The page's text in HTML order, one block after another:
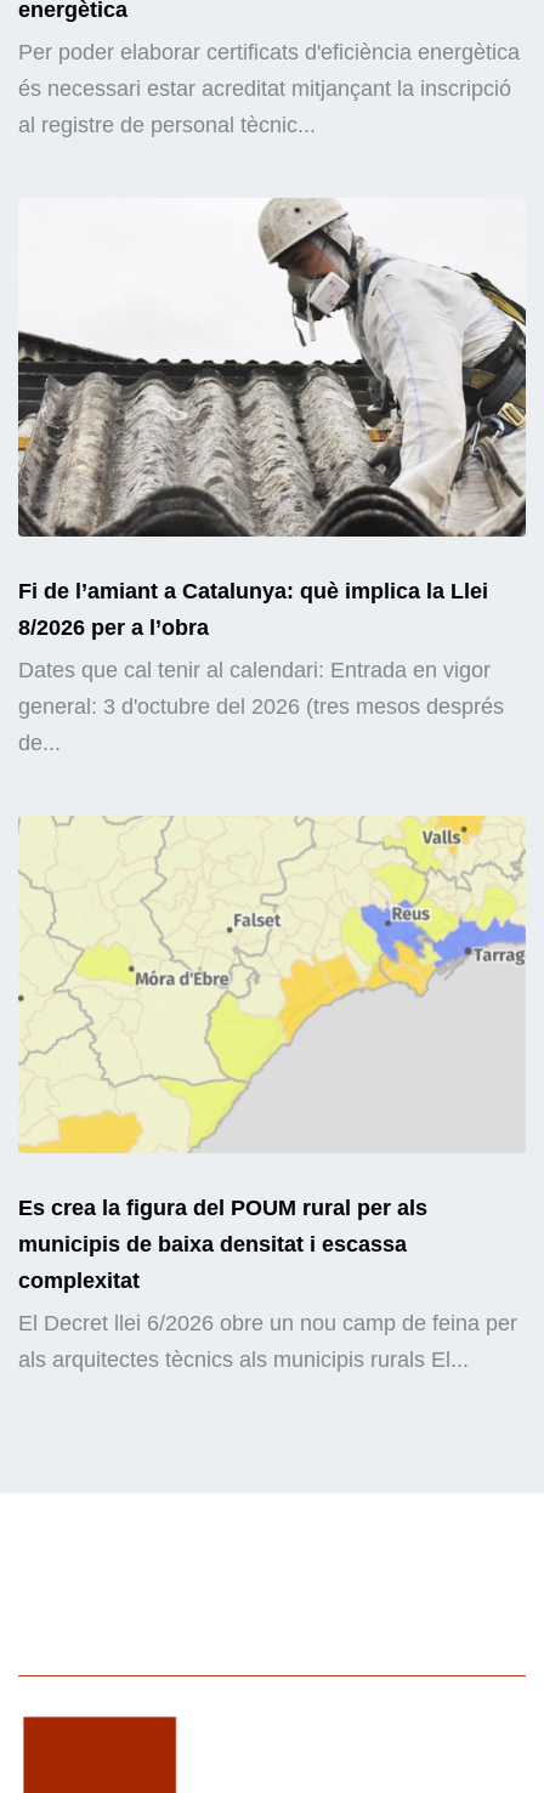
energètica
Per poder elaborar certificats d'eficiència energètica
és necessari estar acreditat mitjançant la inscripció
al registre de personal tècnic...
Fi de l’amiant a Catalunya: què implica la Llei
8/2026 per a l’obra
Dates que cal tenir al calendari: Entrada en vigor
general: 3 d'octubre del 2026 (tres mesos després
de...
Es crea la figura del POUM rural per als
municipis de baixa densitat i escassa
complexitat
El Decret llei 6/2026 obre un nou camp de feina per
als arquitectes tècnics als municipis rurals El...